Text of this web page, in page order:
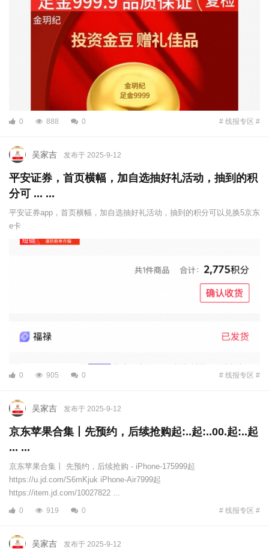
0 888 0 # 线报专区 #
吴家吉 发布于 2025-9-12
平安证券，首页横幅，加自选抽好礼活动，抽到的积
分可 ... ...
平安证券app，首页横幅，加自选抽好礼活动，抽到的积分可以兑换5京东
e卡
0 905 0 # 线报专区 #
吴家吉 发布于 2025-9-12
京东苹果合集丨先预约，后续抢购起:..起:..00.起:..起
... ...
京东苹果合集丨 先预约，后续抢购 - iPhone-175999起
https://u.jd.com/S6mKjuk iPhone-Air7999起
https://item.jd.com/10027822 ...
0 919 0 # 线报专区 #
吴家吉 发布于 2025-9-12